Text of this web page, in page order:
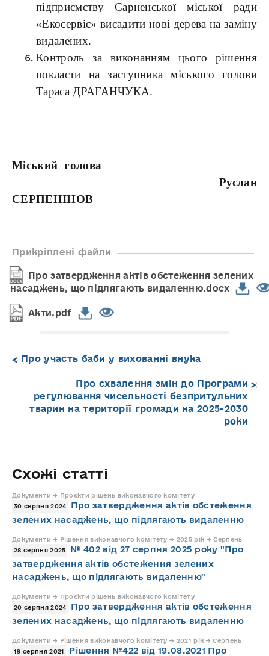
підприємству Сарненської міської ради
«Екосервіс» висадити нові дерева на заміну
видалених.
Контроль за виконанням цього рішення
покласти на заступника міського голови
Тараса ДРАГАНЧУКА.
Міський голова
Руслан
СЕРПЕНІНОВ
Прикріплені файли
Про затвердження актів обстеження зелених
насаджень, що підлягають видаленню.docx
Акти.pdf
Про участь баби у вихованні внука
Про схвалення змін до Програми
регулювання чисельності безпритульних
тварин на території громади на 2025-2030
роки
Схожі статті
Документи → Проєкти рішень виконавчого комітету
30 серпня 2024
Про затвердження актів обстеження
зелених насаджень, що підлягають видаленню
Документи → Рішення виконавчого комітету → 2025 рік → Серпень
28 серпня 2025
№ 402 від 27 серпня 2025 року "Про
затвердження актів обстеження зелених
насаджень, що підлягають видаленню"
Документи → Проєкти рішень виконавчого комітету
20 серпня 2024
Про затвердження актів обстеження
зелених насаджень, що підлягають видаленню
Документи → Рішення виконавчого комітету → 2021 рік → Серпень
19 серпня 2021
Рішення №422 від 19.08.2021 Про